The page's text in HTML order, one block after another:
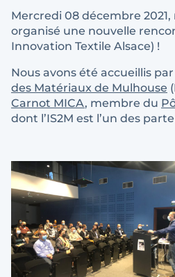
Mercredi 08 décembre 2021,
organisé une nouvelle
Innovation Textile Alsace) !
Nous avons été accueillis par
des Matériaux de Mulhouse
Carnot MICA, membre du
dont l’IS2M est l’un des